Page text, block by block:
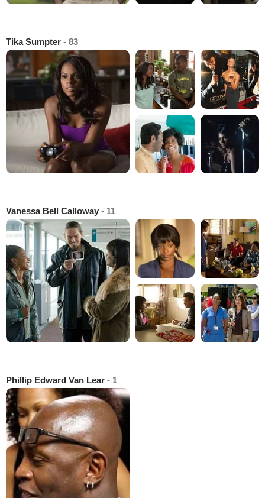
Tika Sumpter - 83
Vanessa Bell Calloway - 11
Phillip Edward Van Lear - 1